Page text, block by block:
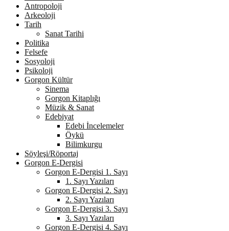
Antropoloji
Arkeoloji
Tarih
Sanat Tarihi
Politika
Felsefe
Sosyoloji
Psikoloji
Gorgon Kültür
Sinema
Gorgon Kitaplığı
Müzik & Sanat
Edebiyat
Edebi İncelemeler
Öykü
Bilimkurgu
Söyleşi/Röportaj
Gorgon E-Dergisi
Gorgon E-Dergisi 1. Sayı
1. Sayı Yazıları
Gorgon E-Dergisi 2. Sayı
2. Sayı Yazıları
Gorgon E-Dergisi 3. Sayı
3. Sayı Yazıları
Gorgon E-Dergisi 4. Sayı